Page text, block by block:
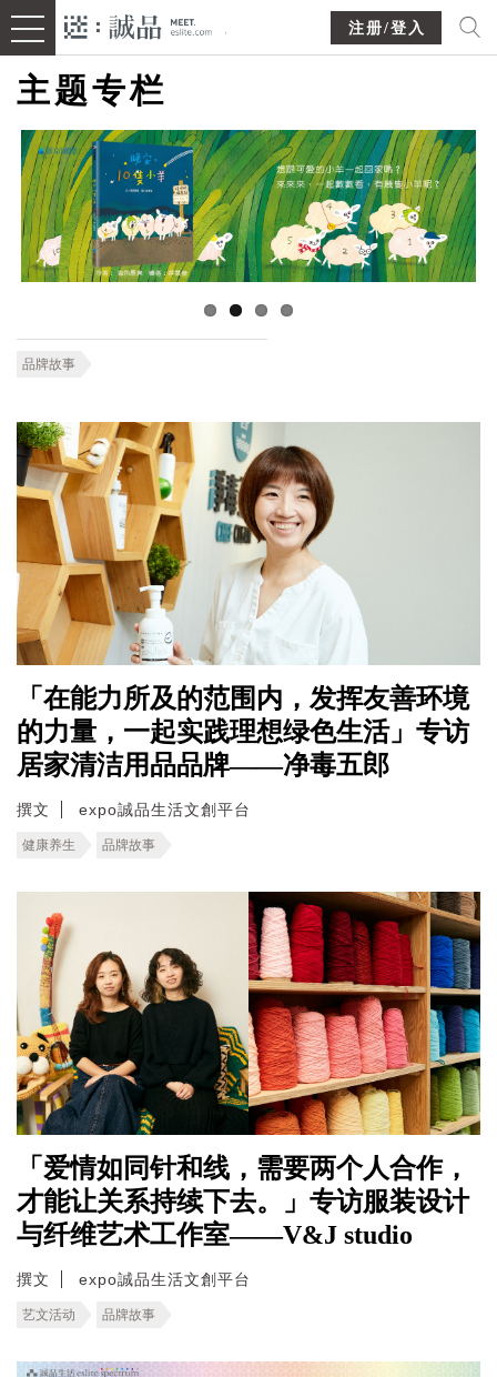
注册/登入
主题专栏
品牌故事
「在能力所及的范围内，发挥友善环境
的力量，一起实践理想绿色生活」专访
居家清洁用品品牌——净毒五郎
撰文 expo誠品生活文創平台
健康养生 品牌故事
「爱情如同针和线，需要两个人合作，
才能让关系持续下去。」专访服装设计
与纤维艺术工作室——V&J studio
撰文 expo誠品生活文創平台
艺文活动 品牌故事